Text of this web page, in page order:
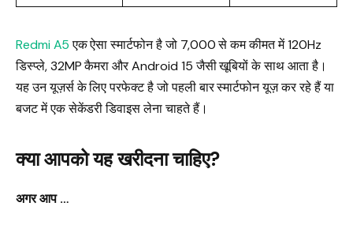
Redmi A5एक ऐसा स्मार्टफोन है जो ₹7,000 से कम कीमत में 120Hz
डिस्प्ले, 32MP कैमरा और Android 15 जैसी खूबियों के साथ आता है।
यह उन यूज़र्स के लिए परफेक्ट है जो पहली बार स्मार्टफोन यूज़ कर रहे हैं या
बजट में एक सेकेंडरी डिवाइस लेना चाहते हैं।
क्या आपको यह खरीदना चाहिए?
अगर आप …